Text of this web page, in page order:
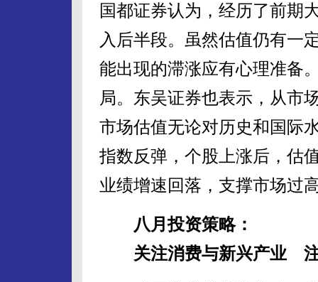
国都证券认为，经历了前期
入后半段。虽然估值仍有一
能出现的滞涨应有心理准备
局。东吴证券也表示，从市
市场估值无论对历史和国际
指数反弹，个股上涨后，估
业绩增速回落，支撑市场过
八月投资策略：
关注消费与新兴产业 注